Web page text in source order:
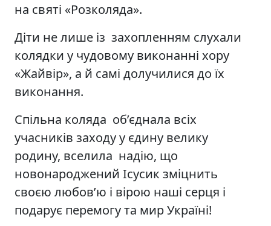
на святі «Розколяда».
Діти не лише із захопленням слухали
колядки у чудовому виконанні хору
«Жайвір», а й самі долучилися до їх
виконання.
Спільна коляда об’єднала всіх
учасників заходу у єдину велику
родину, вселила надію, що
новонароджений Ісусик зміцнить
своєю любов’ю і вірою наші серця і
подарує перемогу та мир Україні!